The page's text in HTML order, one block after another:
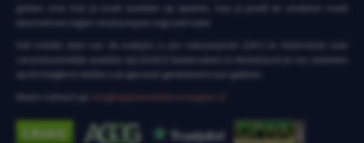
gidsen over hoe je moet wedden op sporten, hoe je jezelf en anderen moet
beschermen tegen verslaving en nog veel meer.
op de hoogte te stellen van gevaren gerelateerd aan gokken.
Neem contact op:
info@legaleweddenschappen.nl